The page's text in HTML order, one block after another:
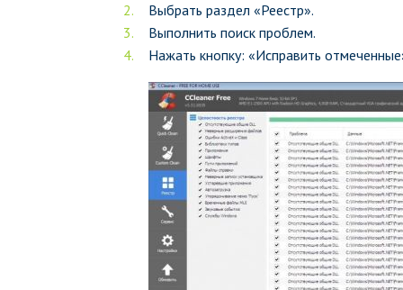
Выбрать раздел «Реестр».
Выполнить поиск проблем.
Нажать кнопку: «Исправить